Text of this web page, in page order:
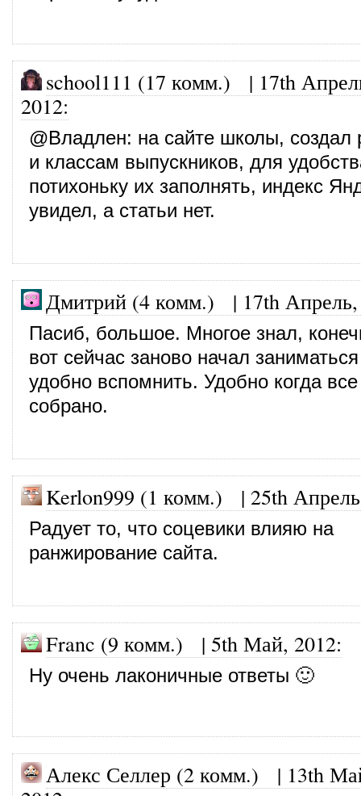
school111 (17 комм.) | 17th
2012:
@Владлен: на сайте школы, создал
и классам выпускников, для
потихоньку их заполнять, индекс
увидел, а статьи нет.
Дмитрий (4 комм.) | 17th
Пасиб, большое. Многое знал,
вот сейчас заново начал
удобно вспомнить. Удобно когда
собрано.
Kerlon999 (1 комм.) | 25th
Радует то, что соцевики влияю на
ранжирование сайта.
Franc (9 комм.) | 5th Май, 2012:
Ну очень лаконичные ответы 🙂
Алекс Селлер (2 комм.) | 13th